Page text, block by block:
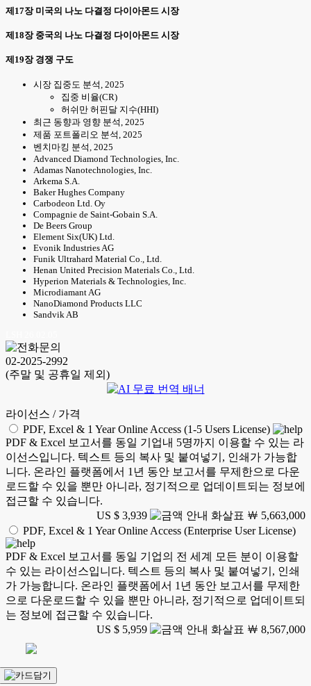
제17장 미국의 나노 다결정 다이아몬드 시장
제18장 중국의 나노 다결정 다이아몬드 시장
제19장 경쟁 구도
시장 집중도 분석, 2025
집중 비율(CR)
허쉬만 허핀달 지수(HHI)
최근 동향과 영향 분석, 2025
제품 포트폴리오 분석, 2025
벤치마킹 분석, 2025
Advanced Diamond Technologies, Inc.
Adamas Nanotechnologies, Inc.
Arkema S.A.
Baker Hughes Company
Carbodeon Ltd. Oy
Compagnie de Saint-Gobain S.A.
De Beers Group
Element Six(UK) Ltd.
Evonik Industries AG
Funik Ultrahard Material Co., Ltd.
Henan United Precision Materials Co., Ltd.
Hyperion Materials & Technologies, Inc.
Microdiamant AG
NanoDiamond Products LLC
Sandvik AB
02-2025-2992
(주말 및 공휴일 제외)
라이선스 / 가격
PDF, Excel & 1 Year Online Access (1-5 Users License)
PDF & Excel 보고서를 동일 기업내 5명까지 이용할 수 있는 라
이선스입니다. 텍스트 등의 복사 및 붙여넣기, 인쇄가 가능합
니다. 온라인 플랫폼에서 1년 동안 보고서를 무제한으로 다운
로드할 수 있을 뿐만 아니라, 정기적으로 업데이트되는 정보에
접근할 수 있습니다.
US $ 3,939
￦ 5,663,000
PDF, Excel & 1 Year Online Access (Enterprise User License)
PDF & Excel 보고서를 동일 기업의 전 세계 모든 분이 이용할
수 있는 라이선스입니다. 텍스트 등의 복사 및 붙여넣기, 인쇄
가 가능합니다. 온라인 플랫폼에서 1년 동안 보고서를 무제한
으로 다운로드할 수 있을 뿐만 아니라, 정기적으로 업데이트되
는 정보에 접근할 수 있습니다.
US $ 5,959
￦ 8,567,000